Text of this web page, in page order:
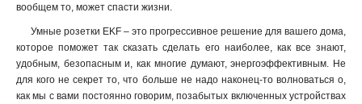
вообщем то, может спасти жизни.
Умные розетки EKF – это прогрессивное решение для вашего дома,
которое поможет так сказать сделать его наиболее, как все знают,
удобным, безопасным и, как многие думают, энергоэффективным. Не
для кого не секрет то, что больше не надо наконец-то волноваться о,
как мы с вами постоянно говорим, позабытых включенных устройствах